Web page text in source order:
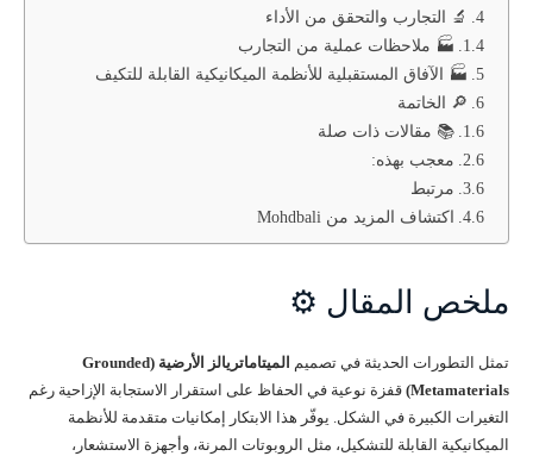
🔬 التجارب والتحقق من الأداء
🏭 ملاحظات عملية من التجارب
🏭 الآفاق المستقبلية للأنظمة الميكانيكية القابلة للتكيف
🔎 الخاتمة
📚 مقالات ذات صلة
معجب بهذه:
مرتبط
اكتشاف المزيد من Mohdbali
ملخص المقال ⚙️
تمثل التطورات الحديثة في تصميم
الميتاماتريالز الأرضية (Grounded
Metamaterials) قفزة نوعية في الحفاظ على استقرار الاستجابة الإزاحية رغم
التغيرات الكبيرة في الشكل. يوفّر هذا الابتكار إمكانيات متقدمة للأنظمة
الميكانيكية القابلة للتشكيل، مثل الروبوتات المرنة، وأجهزة الاستشعار،